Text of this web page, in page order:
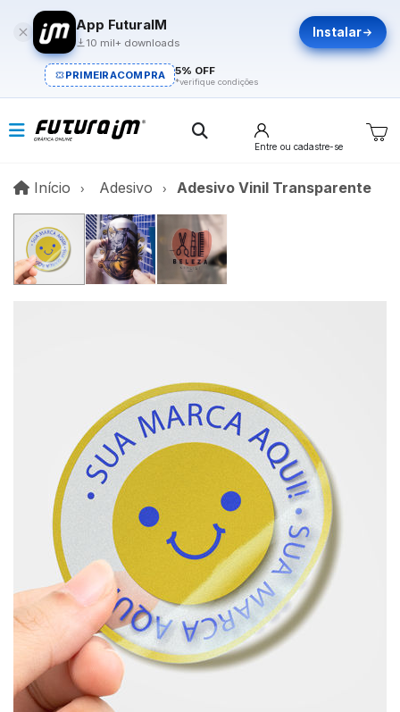
App FuturaIM
10 mil+ downloads
Instalar
PRIMEIRACOMPRA 5% OFF
*verifique condições
Entre ou cadastre-se
Início InícioAdesivo Adesivo Vinil Transparente